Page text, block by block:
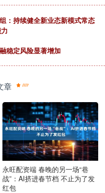
：持续健全新业态新模式常态
稳定风险显著增加
章
永旺配资端 春晚的另一场“巷
战”：AI挤进春节档 不止为了发
红包